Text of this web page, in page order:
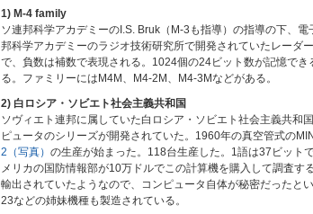
1) M-4 family
ソ連邦科学アカデミーのI.S. Bruk（M-3も指導）の指導の下、
邦科学アカデミーのラジオ技術研究所で開発されていたレーダ
で、負数は補数で表現される。1024個の24ビット数が記憶で
る。ファミリーにはM4M、M4-2M、M4-3Mなどがある。
2) 白ロシア・ソビエト社会主義共和国
ソヴィエト連邦に属していた白ロシア・ソビエト社会主義共和
ピュータのシリーズが開発されていた。1960年の真空管式の
2（写真） の生産が始まった。118台生産した。1語は37ビット
メリカの国防情報部が10万ドルでこの計算機を購入して調査す
輸出されていたようなので、コンピュータ自体が秘密だったと
23などの姉妹機種も製造されている。